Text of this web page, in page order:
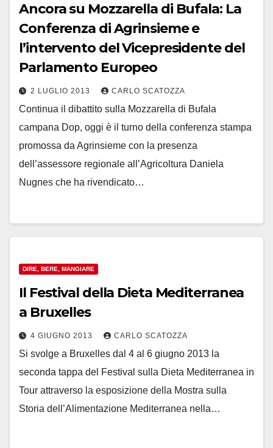
Ancora su Mozzarella di Bufala: La
Conferenza di Agrinsieme e
l’intervento del Vicepresidente del
Parlamento Europeo
2 LUGLIO 2013 CARLO SCATOZZA
Continua il dibattito sulla Mozzarella di Bufala
campana Dop, oggi è il turno della conferenza stampa
promossa da Agrinsieme con la presenza
dell’assessore regionale all’Agricoltura Daniela
Nugnes che ha rivendicato…
DIRE, BERE, MANGIARE
Il Festival della Dieta Mediterranea
a Bruxelles
4 GIUGNO 2013 CARLO SCATOZZA
Si svolge a Bruxelles dal 4 al 6 giugno 2013 la
seconda tappa del Festival sulla Dieta Mediterranea in
Tour attraverso la esposizione della Mostra sulla
Storia dell’Alimentazione Mediterranea nella…